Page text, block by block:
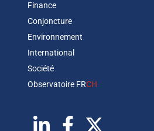
Finance
Conjoncture
Environnement
International
Société
Observatoire FRCH